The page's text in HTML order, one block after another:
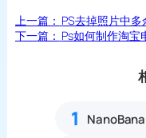
上一篇： PS去掉照片中多
下一篇： Ps如何制作淘宝
1